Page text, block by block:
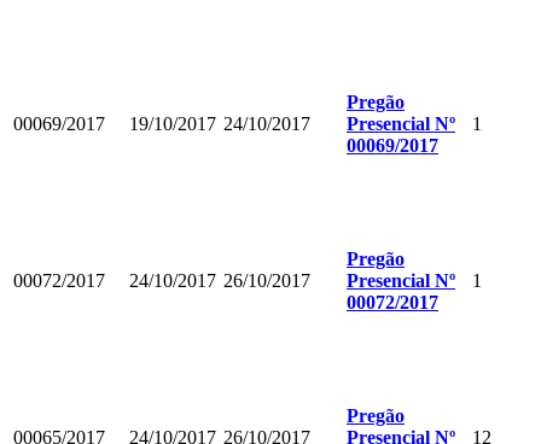
00069/2017 19/10/2017 24/10/2017
Pregão
Presencial Nº
00069/2017
1
00072/2017 24/10/2017 26/10/2017
Pregão
Presencial Nº
00072/2017
1
00065/2017 24/10/2017 26/10/2017
Pregão
Presencial Nº
12